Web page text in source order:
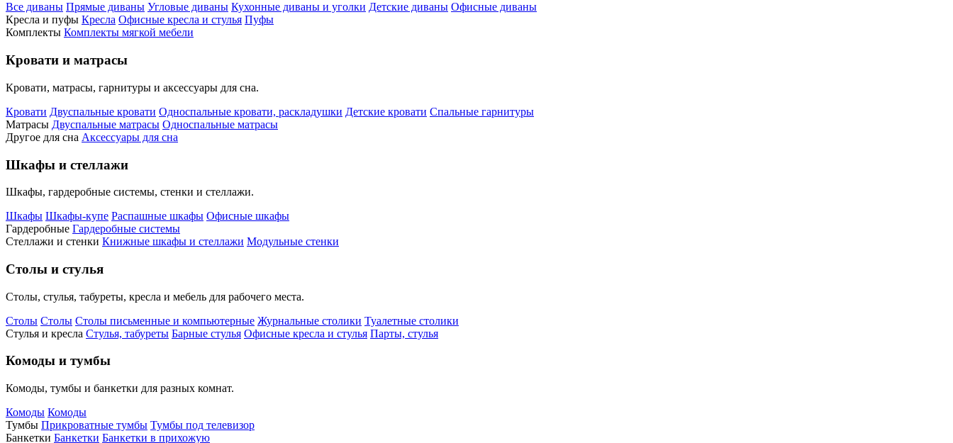
Все диваны Прямые диваны Угловые диваны Кухонные диваны и уголки Детские диваны Офисные диваны
Кресла и пуфы Кресла Офисные кресла и стулья Пуфы
Комплекты Комплекты мягкой мебели
Кровати и матрасы
Кровати, матрасы, гарнитуры и аксессуары для сна.
Кровати Двуспальные кровати Односпальные кровати, раскладушки Детские кровати Спальные гарнитуры
Матрасы Двуспальные матрасы Односпальные матрасы
Другое для сна Аксессуары для сна
Шкафы и стеллажи
Шкафы, гардеробные системы, стенки и стеллажи.
Шкафы Шкафы-купе Распашные шкафы Офисные шкафы
Гардеробные Гардеробные системы
Стеллажи и стенки Книжные шкафы и стеллажи Модульные стенки
Столы и стулья
Столы, стулья, табуреты, кресла и мебель для рабочего места.
Столы Столы Столы письменные и компьютерные Журнальные столики Туалетные столики
Стулья и кресла Стулья, табуреты Барные стулья Офисные кресла и стулья Парты, стулья
Комоды и тумбы
Комоды, тумбы и банкетки для разных комнат.
Комоды Комоды
Тумбы Прикроватные тумбы Тумбы под телевизор
Банкетки Банкетки Банкетки в прихожую